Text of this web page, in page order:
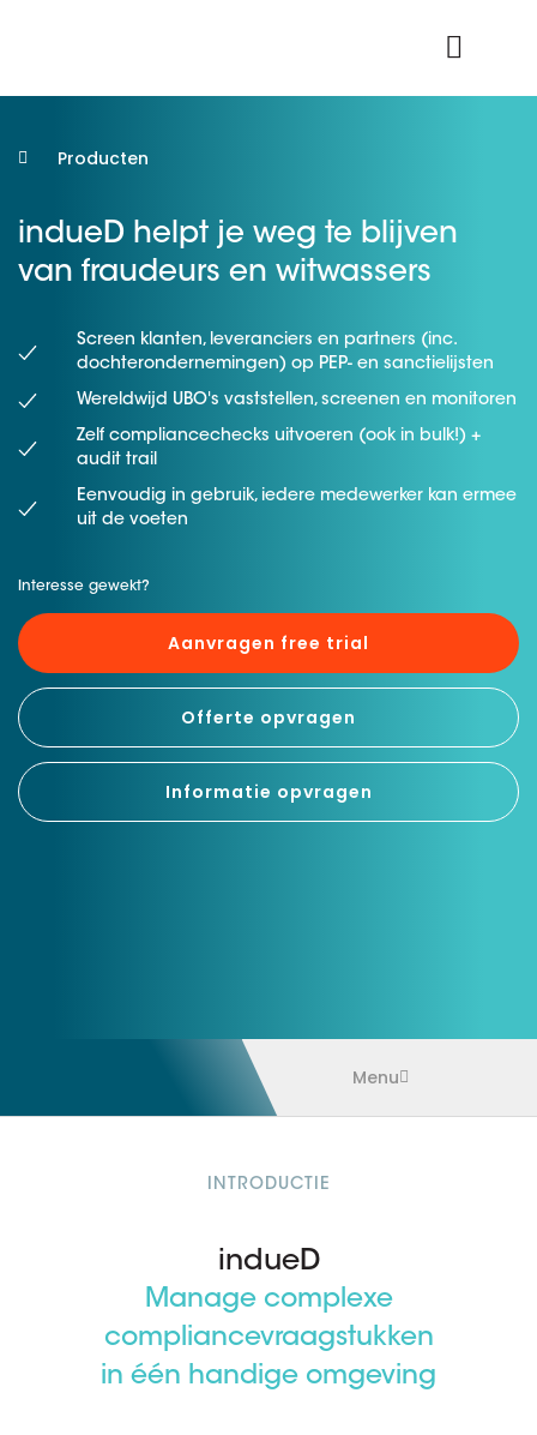
Producten
indueD helpt je weg te blijven
van fraudeurs en witwassers
Screen klanten, leveranciers en partners (inc.
dochterondernemingen) op PEP- en sanctielijsten
Wereldwijd UBO's vaststellen, screenen en monitoren
Zelf compliancechecks uitvoeren (ook in bulk!) +
audit trail
Eenvoudig in gebruik, iedere medewerker kan ermee
uit de voeten
Interesse gewekt?
Aanvragen free trial
Offerte opvragen
Informatie opvragen
Menu
INTRODUCTIE
indueD
Manage complexe
compliancevraagstukken
in één handige omgeving